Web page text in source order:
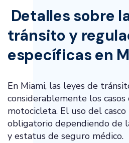
Detalles sobre
tránsito y
específicas en
En Miami, las leyes de
considerablemente los
motocicleta. El uso del
obligatorio dependiendo de
y estatus de seguro médico.